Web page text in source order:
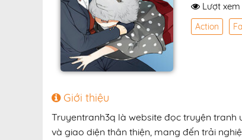
Lượt xem
Action
Giới thiệu
Truyentranh3q là website đọc truyện tranh
và giao diện thân thiện, mang đến trải